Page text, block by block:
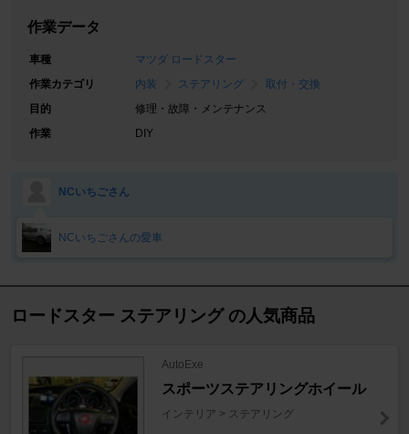
作業データ
車種
マツダ ロードスター
作業カテゴリ
内装 ステアリング
取付・交換
目的
修理・故障・メンテナンス
作業
DIY
NCいちごさん
NCいちごさんの愛車
ロードスター ステアリング の人気商品
AutoExe
スポーツステアリングホイール
インテリア > ステアリング